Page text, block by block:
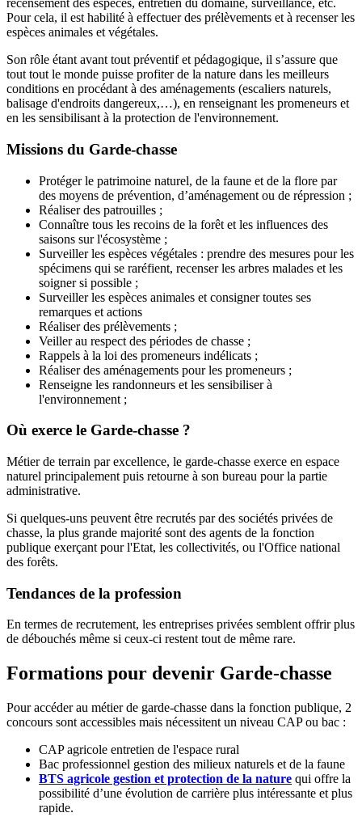
recensement des espèces, entretien du domaine, surveillance, etc.
Pour cela, il est habilité à effectuer des prélèvements et à recenser les
espèces animales et végétales.
Son rôle étant avant tout préventif et pédagogique, il s’assure que
tout tout le monde puisse profiter de la nature dans les meilleurs
conditions en procédant à des aménagements (escaliers naturels,
balisage d'endroits dangereux,…), en renseignant les promeneurs et
en les sensibilisant à la protection de l'environnement.
Missions du Garde-chasse
Protéger le patrimoine naturel, de la faune et de la flore par
des moyens de prévention, d’aménagement ou de répression ;
Réaliser des patrouilles ;
Connaître tous les recoins de la forêt et les influences des
saisons sur l'écosystème ;
Surveiller les espèces végétales : prendre des mesures pour les
spécimens qui se raréfient, recenser les arbres malades et les
soigner si possible ;
Surveiller les espèces animales et consigner toutes ses
remarques et actions
Réaliser des prélèvements ;
Veiller au respect des périodes de chasse ;
Rappels à la loi des promeneurs indélicats ;
Réaliser des aménagements pour les promeneurs ;
Renseigne les randonneurs et les sensibiliser à
l'environnement ;
Où exerce le Garde-chasse ?
Métier de terrain par excellence, le garde-chasse exerce en espace
naturel principalement puis retourne à son bureau pour la partie
administrative.
Si quelques-uns peuvent être recrutés par des sociétés privées de
chasse, la plus grande majorité sont des agents de la fonction
publique exerçant pour l'Etat, les collectivités, ou l'Office national
des forêts.
Tendances de la profession
En termes de recrutement, les entreprises privées semblent offrir plus
de débouchés même si ceux-ci restent tout de même rare.
Formations pour devenir Garde-chasse
Pour accéder au métier de garde-chasse dans la fonction publique, 2
concours sont accessibles mais nécessitent un niveau CAP ou bac :
CAP agricole entretien de l'espace rural
Bac professionnel gestion des milieux naturels et de la faune
BTS agricole gestion et protection de la nature qui offre la
possibilité d’une évolution de carrière plus intéressante et plus
rapide.